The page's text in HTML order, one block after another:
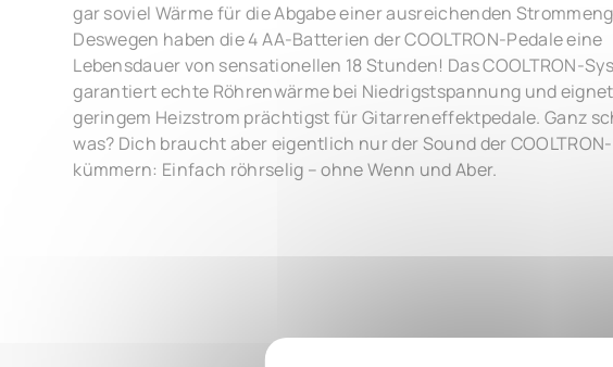
gar soviel Wärme für die Abgabe einer ausreichenden
Deswegen haben die 4 AA-Batterien der COOLTRON-Pedale eine
Lebensdauer von sensationellen 18 Stunden! Das COOLTRON-
garantiert echte Röhrenwärme bei Niedrigstspannung und
geringem Heizstrom prächtigst für Gitarreneffektpedale. Ganz
was? Dich braucht aber eigentlich nur der Sound der
kümmern: Einfach röhrselig – ohne Wenn und Aber.